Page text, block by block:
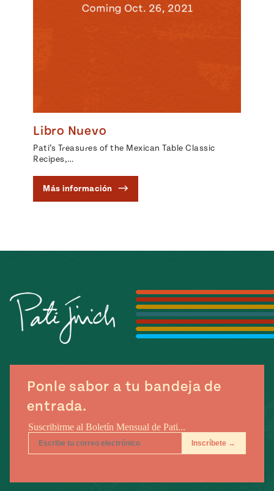
Libro Nuevo
Pati’s Treasures of the Mexican Table Classic
Recipes,…
Más información
Ponle sabor a tu bandeja de
entrada.